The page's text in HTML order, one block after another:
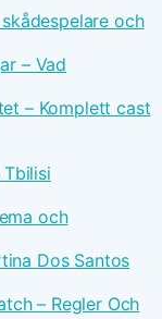
och
– Vad
– Komplett cast
och
Dos Santos
– Regler Och